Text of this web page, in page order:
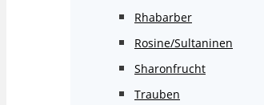
Rhabarber
Rosine/Sultaninen
Sharonfrucht
Trauben